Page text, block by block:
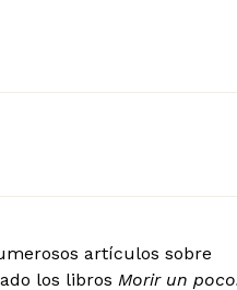
artículos sobre
los libros Morir un